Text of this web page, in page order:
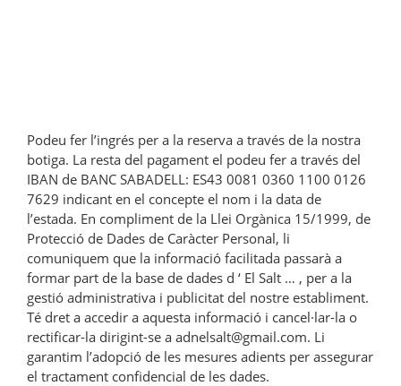
Podeu fer l’ingrés per a la reserva a través de la nostra
botiga. La resta del pagament el podeu fer a través del
IBAN de BANC SABADELL: ES43 0081 0360 1100 0126
7629 indicant en el concepte el nom i la data de
l’estada. En compliment de la Llei Orgànica 15/1999, de
Protecció de Dades de Caràcter Personal, li
comuniquem que la informació facilitada passarà a
formar part de la base de dades d ‘ El Salt … , per a la
gestió administrativa i publicitat del nostre establiment.
Té dret a accedir a aquesta informació i cancel·lar-la o
rectificar-la dirigint-se a adnelsalt@gmail.com. Li
garantim l’adopció de les mesures adients per assegurar
el tractament confidencial de les dades.